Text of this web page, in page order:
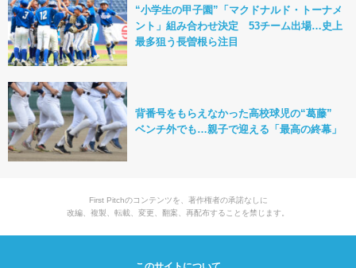
“小学生の甲子園”「マクドナルド・トーナメ
ント」組み合わせ決定 53チーム出場…史上
最多狙う長曽根ら注目
背番号をもらえなかった高校球児の“葛藤”
ベンチ外でも…親子で迎える「最高の終幕」
First Pitchのコンテンツを、著作権者の承諾なしに
改編、複製、転載、変更、翻案、再配布することを禁じます。